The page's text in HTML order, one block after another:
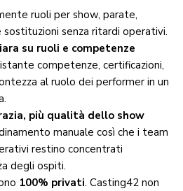
ruoli per show, parate,
sostituzioni senza ritardi operativi.
su ruoli e competenze
competenze, certificazioni,
al ruolo dei performer in un
più qualità dello show
manuale così che i team
restino concentrati
degli ospiti.
100% privati. Casting42 non